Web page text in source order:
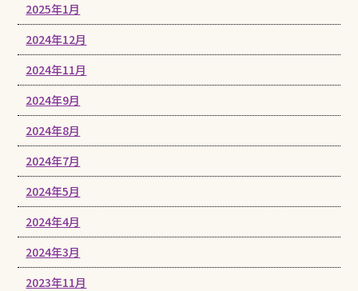
2025年1月
2024年12月
2024年11月
2024年9月
2024年8月
2024年7月
2024年5月
2024年4月
2024年3月
2023年11月